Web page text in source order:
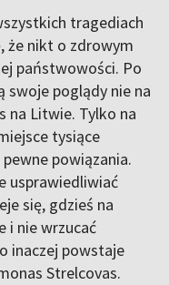
tragediach
że nikt o zdrowym
państwowości. Po
swoje poglądy nie na
na Litwie. Tylko na
tysiące
powiązania.
usprawiedliwiać
się, gdzieś na
i nie wrzucać
inaczej powstaje
Strelcovas.